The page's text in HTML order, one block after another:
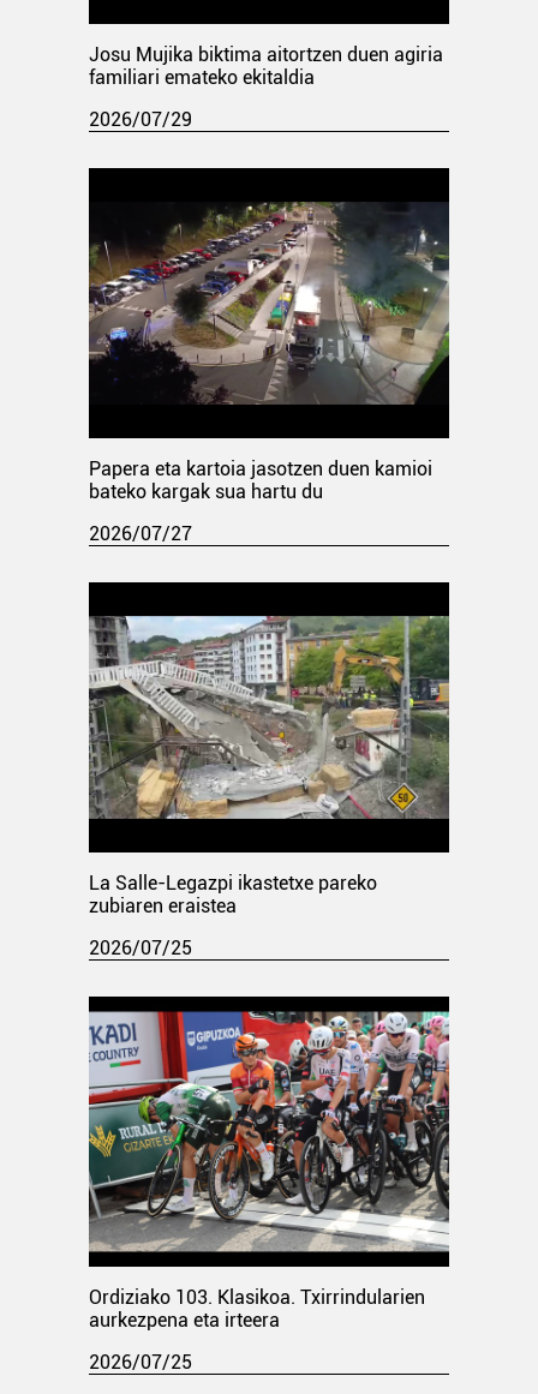
Josu Mujika biktima aitortzen duen agiria
familiari emateko ekitaldia
2026/07/29
Papera eta kartoia jasotzen duen kamioi
bateko kargak sua hartu du
2026/07/27
La Salle-Legazpi ikastetxe pareko
zubiaren eraistea
2026/07/25
Ordiziako 103. Klasikoa. Txirrindularien
aurkezpena eta irteera
2026/07/25